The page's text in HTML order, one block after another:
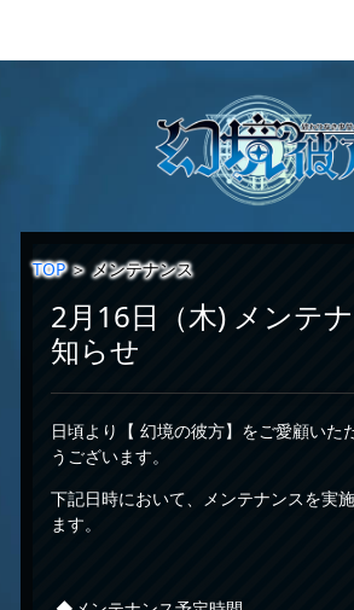
TOP＞メンテナンス
2月16日（木) メンテ
知らせ
日頃より【 幻境の彼方】をご愛顧いた
うございます。
下記日時において、メンテナンスを実
ます。